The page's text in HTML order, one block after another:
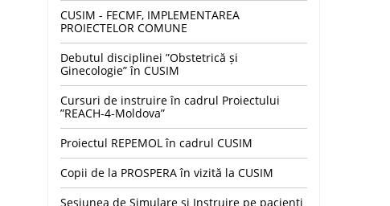
CUSIM - FECMF, IMPLEMENTAREA
PROIECTELOR COMUNE
Debutul disciplinei ”Obstetrică și
Ginecologie” în CUSIM
Cursuri de instruire în cadrul Proiectului
”REACH-4-Moldova”
Proiectul REPEMOL în cadrul CUSIM
Copii de la PROSPERA în vizită la CUSIM
Sesiunea de Simulare și Instruire pe pacienți